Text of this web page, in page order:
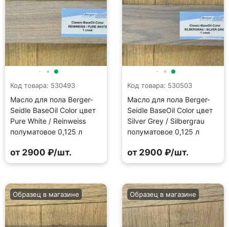
Код товара: 530493
Масло для пола Berger-
Seidle BaseOil Color цвет
Pure White / Reinweiss
полуматовое 0,125 л
от 2900 ₽/шт.
Код товара: 530503
Масло для пола Berger-
Seidle BaseOil Color цвет
Silver Grey / Silbergrau
полуматовое 0,125 л
от 2900 ₽/шт.
Образец в магазине Образец в магазине